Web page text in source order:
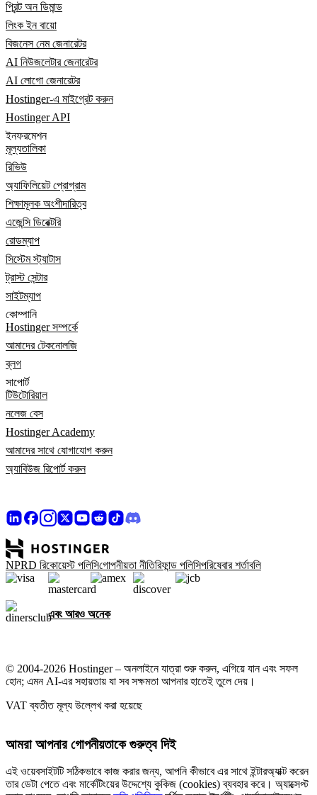
প্রিন্ট অন ডিমান্ড
লিংক ইন বায়ো
বিজনেস নেম জেনারেটর
AI নিউজলেটার জেনারেটর
AI লোগো জেনারেটর
Hostinger-এ মাইগ্রেট করুন
Hostinger API
ইনফরমেশন
মূল্যতালিকা
রিভিউ
অ্যাফিলিয়েট প্রোগ্রাম
শিক্ষামূলক অংশীদারিত্ব
এজেন্সি ডিরেক্টরি
রোডম্যাপ
সিস্টেম স্ট্যাটাস
ট্রাস্ট সেন্টার
সাইটম্যাপ
কোম্পানি
Hostinger সম্পর্কে
আমাদের টেকনোলজি
ব্লগ
সাপোর্ট
টিউটোরিয়াল
নলেজ বেস
Hostinger Academy
আমাদের সাথে যোগাযোগ করুন
অ্যাবিউজ রিপোর্ট করুন
NPRD রিকোয়েস্ট পলিসিগোপনীয়তা নীতিরিফান্ড পলিসিপরিষেবার শর্তাবলি
এবং আরও অনেক
© 2004-2026 Hostinger – অনলাইনে যাত্রা শুরু করুন, এগিয়ে যান এবং সফল
হোন; এমন AI-এর সহায়তায় যা সব সক্ষমতা আপনার হাতেই তুলে দেয়।
VAT ব্যতীত মূল্য উল্লেখ করা হয়েছে
আমরা আপনার গোপনীয়তাকে গুরুত্ব দিই
এই ওয়েবসাইটটি সঠিকভাবে কাজ করার জন্য, আপনি কীভাবে এর সাথে ইন্টারঅ্যাক্ট করেন
তার ডেটা পেতে এবং মার্কেটিংয়ের উদ্দেশ্যে কুকিজ (cookies) ব্যবহার করে। অ্যাক্সেপ্ট